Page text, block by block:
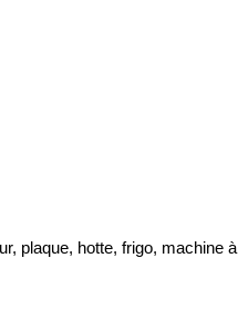
plaque, hotte, frigo, machine à